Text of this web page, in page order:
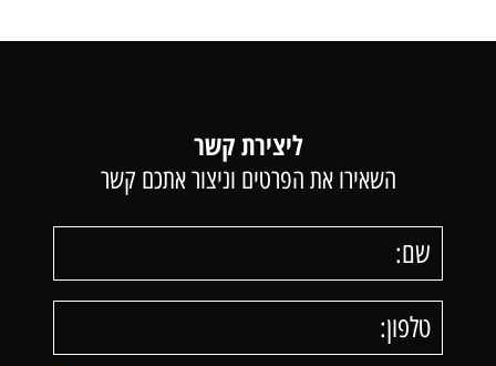
ליצירת קשר
השאירו את הפרטים וניצור אתכם קשר